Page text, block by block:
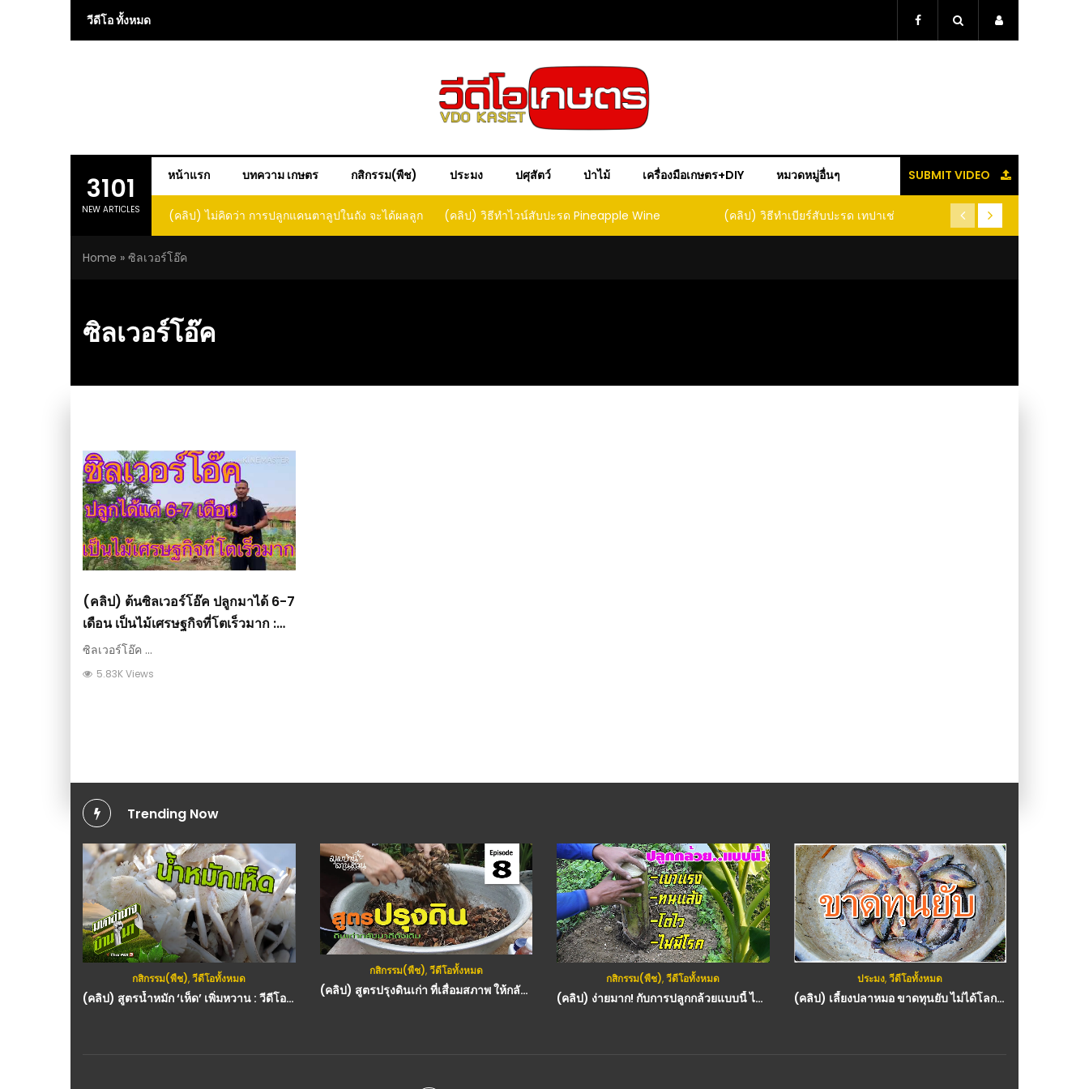
วีดีโอ ทั้งหมด
3101
NEW ARTICLES
หน้าแรก บทความ เกษตร กสิกรรม(พืช) ประมง ปศุสัตว์ ป่าไม้ เครื่องมือเกษตร+DIY หมวดหมู่อื่นๆ SUBMIT VIDEO
(คลิป) ไม่คิดว่า การปลูกแคนตาลูปในถัง จะได้ผลลูก
โตและหวานขนาดนี้ I didn’t expect that
growing cantaloupe in a barrel would yield
(คลิป) วิธีทำไวน์สับปะรด Pineapple Wine (คลิป) วิธีทำเบียร์สับปะรด เทปาเช่
(คลิป) รู้แล้วจะหนาว!! หัวเดี
หนอนแมลง หนีกระเจิง
Home » ซิลเวอร์โอ๊ค
ซิลเวอร์โอ๊ค
(คลิป) ต้นซิลเวอร์โอ๊ค ปลูกมาได้ 6-7
เดือน เป็นไม้เศรษฐกิจที่โตเร็วมาก :
วีดีโอ เกษตร
ซิลเวอร์โอ๊ค ...
5.83K Views
Trending Now
กสิกรรม(พืช),วีดีโอทั้งหมด
(คลิป) สูตรน้ำหมัก ‘เห็ด’ เพิ่มหวาน : วีดีโอ เกษตร
กสิกรรม(พืช),วีดีโอทั้งหมด
(คลิป) สูตรปรุงดินเก่า ที่เสื่อมสภาพ ให้กลับมาอุดมสมบูรณ์
กสิกรรม(พืช),วีดีโอทั้งหมด
(คลิป) ง่ายมาก! กับการปลูกกล้วยแบบนี้ ไม่เปลืองแรง ทนแล้ง โตไว แถมยังห่างไกลโรคอีกต่างหากครับ : วีดีโอ เกษตร
ประมง,วีดีโอทั้งหมด
(คลิป) เลี้ยงปลาหมอ ขาดทุนยับ ไม่ได้โลกสวย แต่นี่คือเรื่องจริง !! : วีดีโอ เกษตร